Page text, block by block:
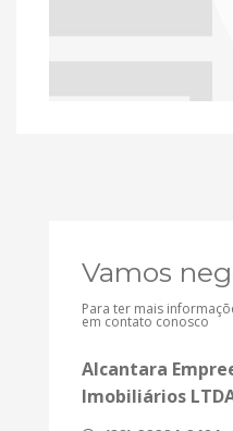
Vamos
Para ter mais
em contato conosco
Alcantara
Imobiliários